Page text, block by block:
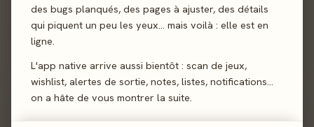
des bugs planqués, des pages à ajuster, des détails
qui piquent un peu les yeux… mais voilà : elle est en
ligne.
L'app native arrive aussi bientôt : scan de jeux,
wishlist, alertes de sortie, notes, listes, notifications…
on a hâte de vous montrer la suite.
02 - LE VERDICT